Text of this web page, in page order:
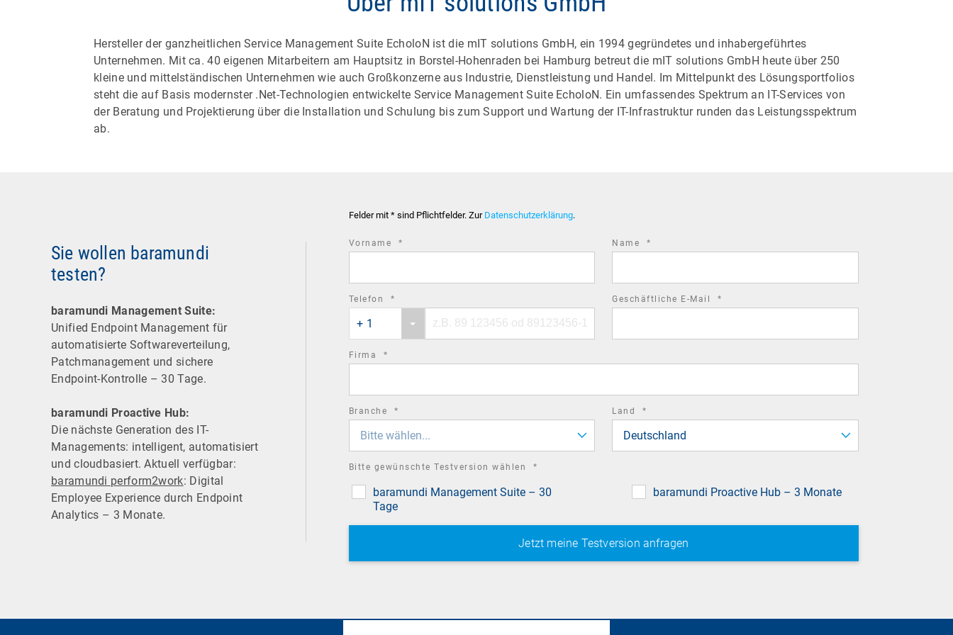
Hersteller der ganzheitlichen Service Management Suite EcholoN ist die mIT solutions GmbH, ein 1994 gegründetes und inhabergeführtes
Unternehmen. Mit ca. 40 eigenen Mitarbeitern am Hauptsitz in Borstel-Hohenraden bei Hamburg betreut die mIT solutions GmbH heute über 250
kleine und mittelständischen Unternehmen wie auch Großkonzerne aus Industrie, Dienstleistung und Handel. Im Mittelpunkt des Lösungsportfolios
steht die auf Basis modernster .Net-Technologien entwickelte Service Management Suite EcholoN. Ein umfassendes Spektrum an IT-Services von
der Beratung und Projektierung über die Installation und Schulung bis zum Support und Wartung der IT-Infrastruktur runden das Leistungsspektrum
ab.
Sie wollen baramundi
testen?
baramundi Management Suite:
Unified Endpoint Management für
automatisierte Software­verteilung,
Patchmanagement und sichere
Endpoint-Kontrolle – 30 Tage.
baramundi Proactive Hub:
Die nächste Generation des IT-
Managements: intelligent, automatisiert
und cloudbasiert. Aktuell verfügbar:
baramundi perform2work: Digital
Employee Experience durch Endpoint
Analytics – 3 Monate.
Felder mit * sind Pflichtfelder. Zur Datenschutzerklärung.
Vorname * Name *
Telefon *
country
code
+ 1
number
Geschäftliche E-Mail *
Firma *
Branche *
Bitte wählen...
Land *
Deutschland
Bitte gewünschte Testversion wählen *
baramundi Management Suite – 30
Tage
baramundi Proactive Hub – 3 Monate